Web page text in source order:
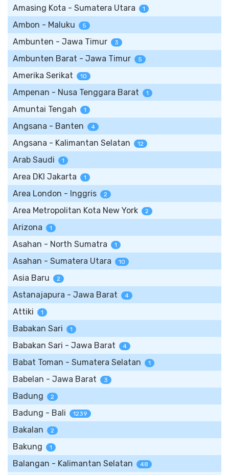
Amasing Kota - Sumatera Utara 1
Ambon - Maluku 5
Ambunten - Jawa Timur 3
Ambunten Barat - Jawa Timur 5
Amerika Serikat 10
Ampenan - Nusa Tenggara Barat 1
Amuntai Tengah 1
Angsana - Banten 4
Angsana - Kalimantan Selatan 12
Arab Saudi 1
Area DKI Jakarta 1
Area London - Inggris 2
Area Metropolitan Kota New York 2
Arizona 1
Asahan - North Sumatra 1
Asahan - Sumatera Utara 10
Asia Baru 2
Astanajapura - Jawa Barat 4
Attiki 1
Babakan Sari 1
Babakan Sari - Jawa Barat 4
Babat Toman - Sumatera Selatan 1
Babelan - Jawa Barat 3
Badung 2
Badung - Bali 1239
Bakalan 2
Bakung 1
Balangan - Kalimantan Selatan 48